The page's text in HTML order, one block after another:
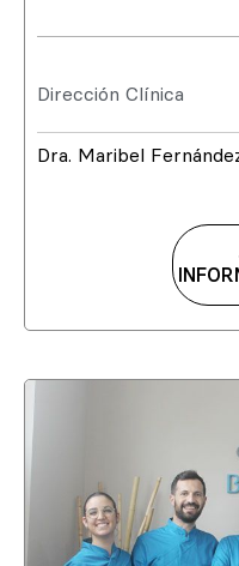
Dirección Clínica
Dra. Maribel